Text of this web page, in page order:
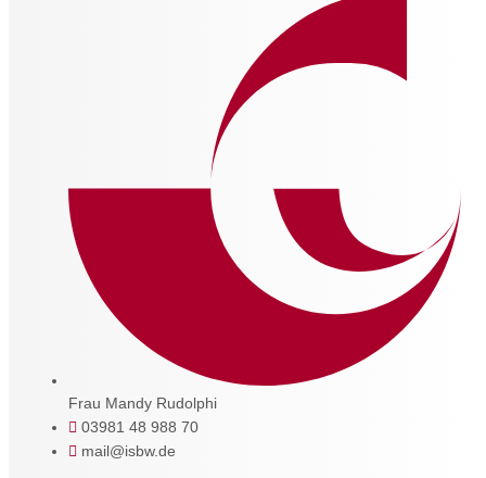
Frau Mandy Rudolphi
03981 48 988 70
mail@isbw.de